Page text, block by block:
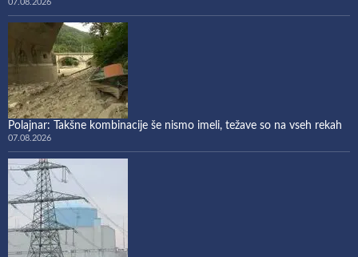
07.08.2026
Polajnar: Takšne kombinacije še nismo imeli, težave so na vseh rekah
07.08.2026